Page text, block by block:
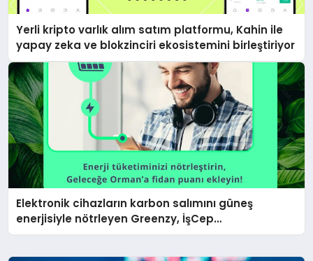
Yerli kripto varlık alım satım platformu, Kahin ile
yapay zeka ve blokzinciri ekosistemini birleştiriyor
Elektronik cihazların karbon salımını güneş
enerjisiyle nötrleyen Greenzy, İşCep
uygulamasına eklendi!